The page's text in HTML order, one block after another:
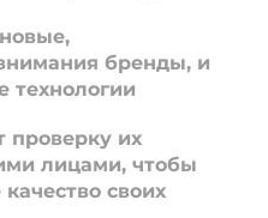
бренды, и
технологии
их
лицами, чтобы
своих